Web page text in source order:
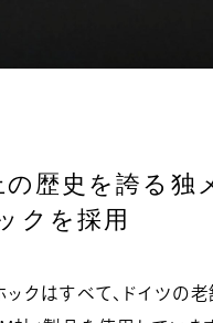
の歴史を誇る独
クを採用
ックはすべて、ドイツの